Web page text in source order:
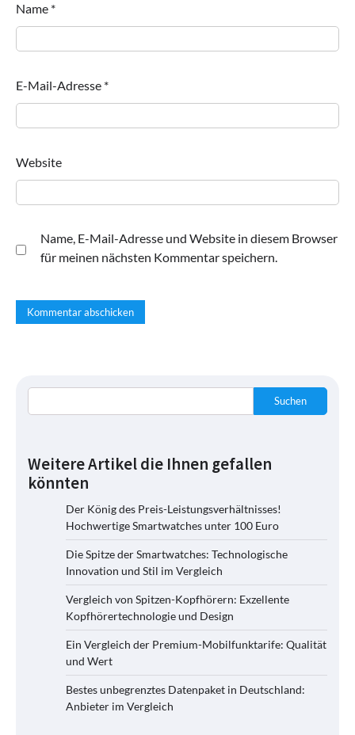
Name *
E-Mail-Adresse *
Website
Name, E-Mail-Adresse und Website in diesem Browser
für meinen nächsten Kommentar speichern.
Suchen
Weitere Artikel die Ihnen gefallen
könnten
Der König des Preis-Leistungsverhältnisses!
Hochwertige Smartwatches unter 100 Euro
Die Spitze der Smartwatches: Technologische
Innovation und Stil im Vergleich
Vergleich von Spitzen-Kopfhörern: Exzellente
Kopfhörertechnologie und Design
Ein Vergleich der Premium-Mobilfunktarife: Qualität
und Wert
Bestes unbegrenztes Datenpaket in Deutschland:
Anbieter im Vergleich